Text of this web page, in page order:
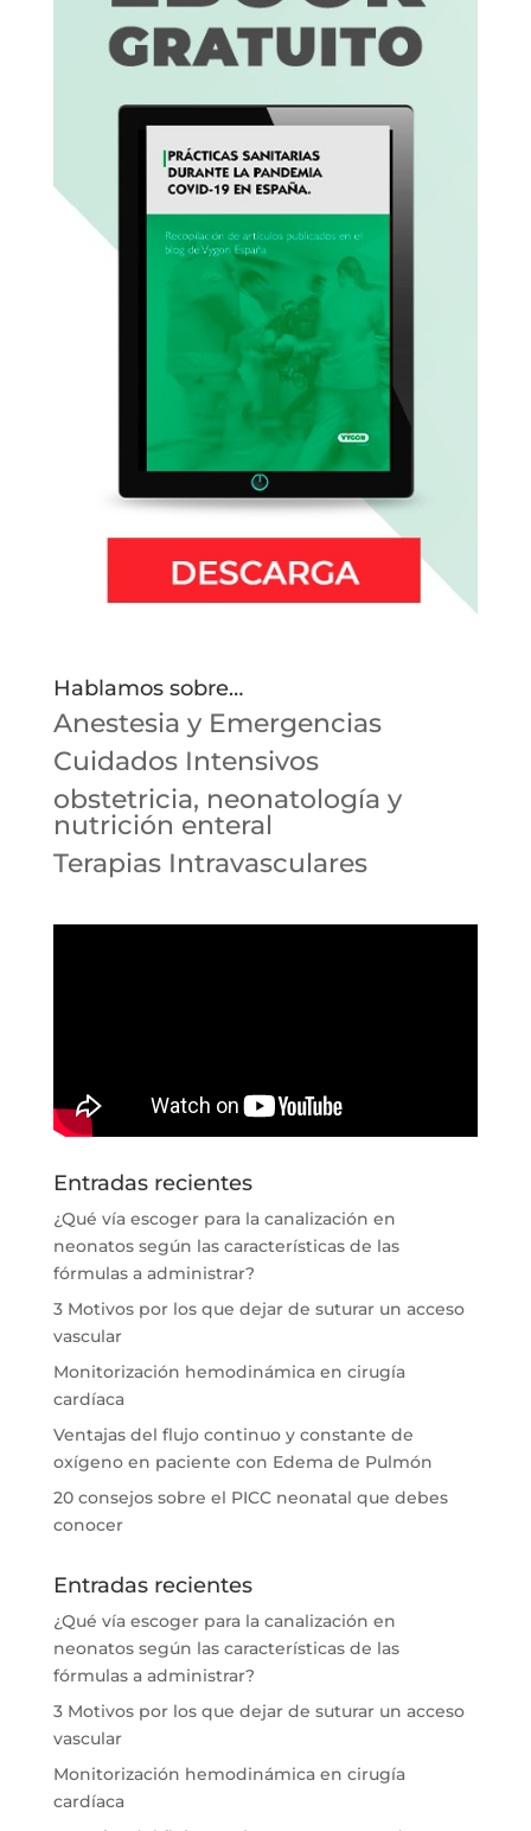
Hablamos sobre…
Anestesia y Emergencias
Cuidados Intensivos
obstetricia, neonatología y
nutrición enteral
Terapias Intravasculares
Entradas recientes
¿Qué vía escoger para la canalización en
neonatos según las características de las
fórmulas a administrar?
3 Motivos por los que dejar de suturar un acceso
vascular
Monitorización hemodinámica en cirugía
cardíaca
Ventajas del flujo continuo y constante de
oxígeno en paciente con Edema de Pulmón
20 consejos sobre el PICC neonatal que debes
conocer
Entradas recientes
¿Qué vía escoger para la canalización en
neonatos según las características de las
fórmulas a administrar?
3 Motivos por los que dejar de suturar un acceso
vascular
Monitorización hemodinámica en cirugía
cardíaca